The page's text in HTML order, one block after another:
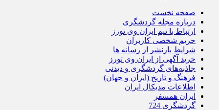
صفحه نخست
درباره مجله گردشگری
ارتباط با تیم ایران وی تورز
حریم شخصی کاربران
شرایط بازنشر از رسانه ها
خرید آگهی از ایران وی تورز
جاذبه‌های گردشگری و دیدنی
فرهنگ و تاریخ (ایران و جهان)
اطلاعات مدیکال ایران
ایران همسفر
گردشگری 724